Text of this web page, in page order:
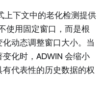
上下文中的老化检测提供
使用固定窗口，而是根
动态调整窗口大小。当
化时，ADWIN 会缩小
代表性的历史数据的权